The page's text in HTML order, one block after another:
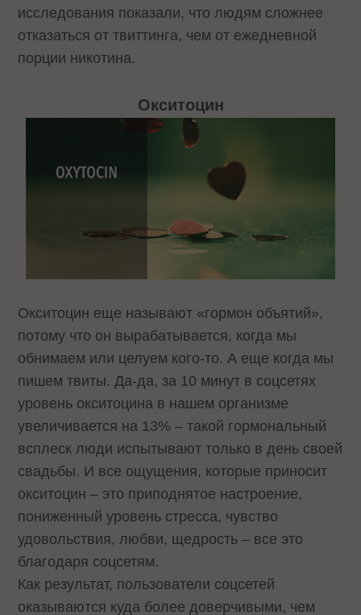
исследования показали, что людям сложнее
отказаться от твиттинга, чем от ежедневной
порции никотина.
Окситоцин
Окситоцин еще называют «гормон объятий»,
потому что он вырабатывается, когда мы
обнимаем или целуем кого-то. А еще когда мы
пишем твиты. Да-да, за 10 минут в соцсетях
уровень окситоцина в нашем организме
увеличивается на 13% – такой гормональный
всплеск люди испытывают только в день своей
свадьбы. И все ощущения, которые приносит
окситоцин – это приподнятое настроение,
пониженный уровень стресса, чувство
удовольствия, любви, щедрость – все это
благодаря соцсетям.
Как результат, пользователи соцсетей
оказываются куда более доверчивыми, чем